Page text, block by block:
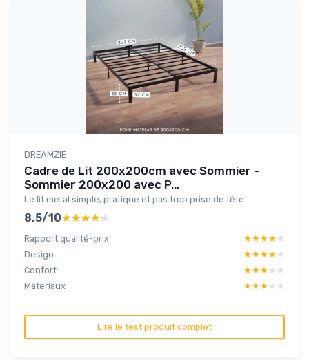
DREAMZIE
Cadre de Lit 200x200cm avec Sommier -
Sommier 200x200 avec P...
Le lit metal simple, pratique et pas trop prise de tête
8.5/10★★★★★
★★★★★
Rapport qualité-prix ★★★★★
★★★★★
Design
★★★★★
★★★★★
Confort
★★★★★
★★★★★
Materiaux
★★★★★
★★★★★
Lire le test produit complet